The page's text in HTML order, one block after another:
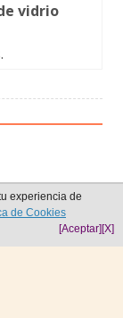
vidrio
de
experiencia de
de Cookies
[X]
[Aceptar]